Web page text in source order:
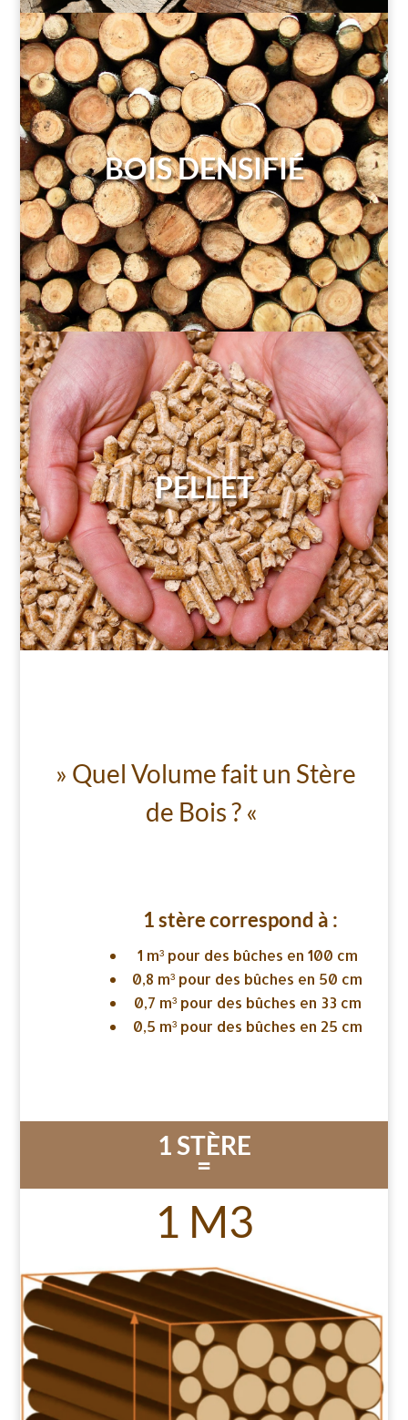
BOIS DENSIFIÉ
PELLET
» Quel Volume fait un Stère
de Bois ? «
1 stère correspond à :
1 m³ pour des bûches en 100 cm
0,8 m³ pour des bûches en 50 cm
0,7 m³ pour des bûches en 33 cm
0,5 m³ pour des bûches en 25 cm
1 STÈRE
=
1 M3